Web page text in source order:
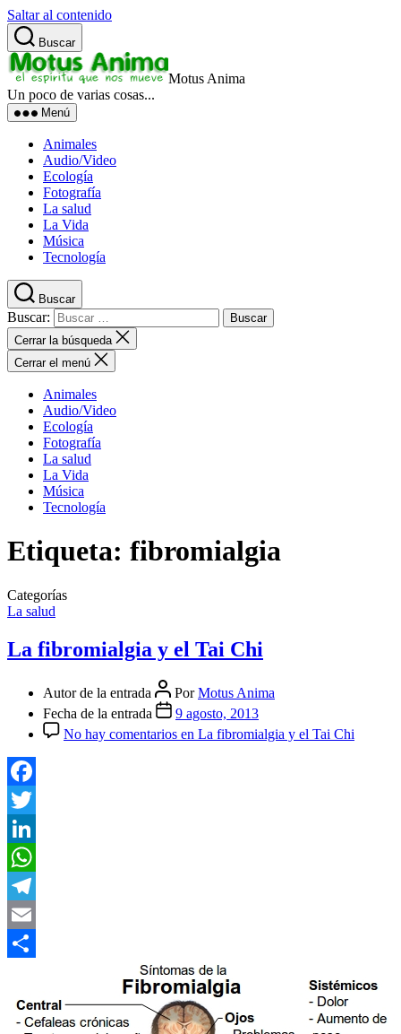
Saltar al contenido
Buscar
Motus Anima
Un poco de varias cosas...
Menú
Animales
Audio/Video
Ecología
Fotografía
La salud
La Vida
Música
Tecnología
Buscar
Buscar:
Cerrar la búsqueda
Cerrar el menú
Animales
Audio/Video
Ecología
Fotografía
La salud
La Vida
Música
Tecnología
Etiqueta: fibromialgia
Categorías
La salud
La fibromialgia y el Tai Chi
Autor de la entrada PorMotus Anima
Fecha de la entrada
9 agosto, 2013
No hay comentarios en La fibromialgia y el Tai Chi
Facebook
Twitter
LinkedIn
WhatsApp
Telegram
Email